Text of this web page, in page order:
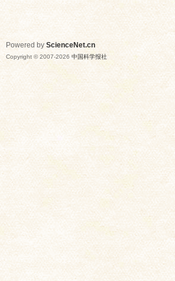
Powered by ScienceNet.cn
Copyright © 2007-2026 中国科学报社